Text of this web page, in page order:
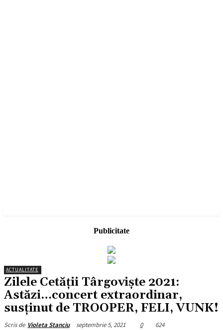
Publicitate
ACTUALITATE
Zilele Cetății Târgoviște 2021:
Astăzi…concert extraordinar,
susținut de TROOPER, FELI, VUNK!
Scris de Violeta Stanciu septembrie 5, 2021 0 624